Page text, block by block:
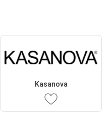
Kasanova